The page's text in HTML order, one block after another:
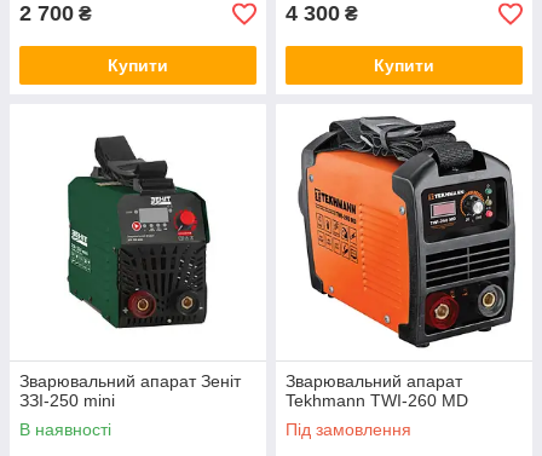
2 700 ₴
Купити
4 300 ₴
Купити
Зварювальний апарат Зеніт
ЗЗІ-250 mini
В наявності
Зварювальний апарат
Tekhmann TWI-260 MD
Під замовлення